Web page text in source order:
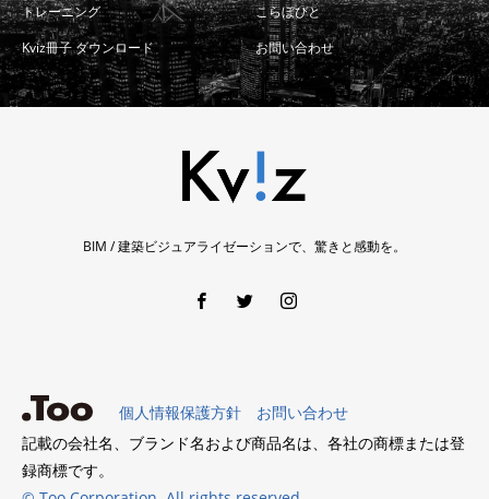
トレーニング
こらぼびと
Kviz冊子 ダウンロード
お問い合わせ
BIM / 建築ビジュアライゼーションで、驚きと感動を。
個人情報保護方針
お問い合わせ
記載の会社名、ブランド名および商品名は、各社の商標または登
録商標です。